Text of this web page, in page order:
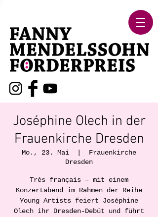
Joséphine Olech in der
Frauenkirche Dresden
Mo., 23. Mai
Frauenkirche
Dresden
Très français – mit einem
Konzertabend im Rahmen der Reihe
Young Artists feiert Joséphine
Olech ihr Dresden-Debüt und führt